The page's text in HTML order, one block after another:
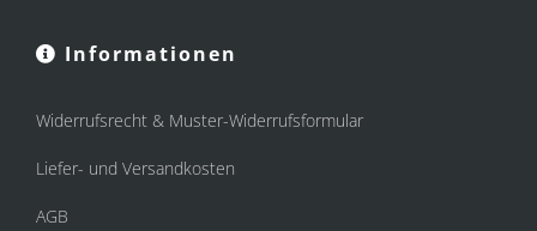
Informationen
Widerrufsrecht & Muster-Widerrufsformular
Liefer- und Versandkosten
AGB